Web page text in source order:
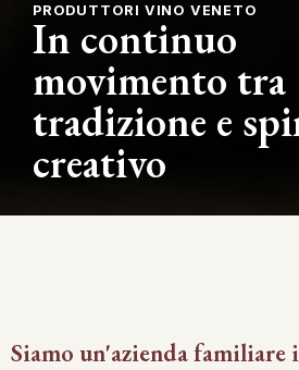
PRODUTTORI VINO VENETO
In continuo
movimento tra
tradizione e
creativo
Siamo un'azienda familiare